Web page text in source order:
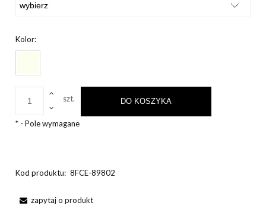
Kolor:
szt. DO KOSZYKA
* - Pole wymagane
Kod produktu: 8FCE-89802
zapytaj o produkt